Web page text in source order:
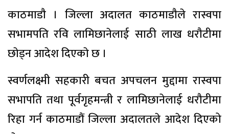
काठमाडाै । जिल्ला अदालत काठमाडाैले रास्वपा
सभामपति रवि लामिछानेलाई साठी लाख धराैटीमा
छाेड्न आदेश दिएकाे छ ।
स्वर्णलक्ष्मी सहकारी बचत अपचलन मुद्दामा रास्वपा
सभापति तथा पूर्वगृहमन्त्री र लामिछानेलाई धरौटीमा
रिहा गर्न काठमाडौं जिल्ला अदालतले आदेश दिएको